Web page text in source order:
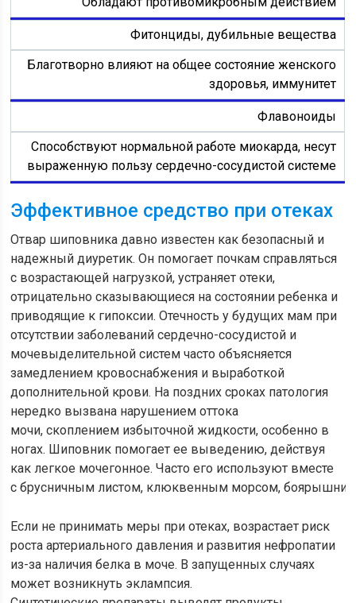
Фитонциды, дубильные вещества
Благотворно влияют на общее состояние женского
здоровья, иммунитет
Флавоноиды
Способствуют нормальной работе миокарда, несут
выраженную пользу сердечно-сосудистой системе
Эффективное средство при отеках
Отвар шиповника давно известен как безопасный и
надежный диуретик. Он помогает почкам справляться
с возрастающей нагрузкой, устраняет отеки,
отрицательно сказывающиеся на состоянии ребенка и
приводящие к гипоксии. Отечность у будущих мам при
отсутствии заболеваний сердечно-сосудистой и
мочевыделительной систем часто объясняется
замедлением кровоснабжения и выработкой
дополнительной крови. На поздних сроках патология
нередко вызвана нарушением оттока
мочи, скоплением избыточной жидкости, особенно в
ногах. Шиповник помогает ее выведению, действуя
как легкое мочегонное. Часто его используют вместе
с брусничным листом, клюквенным морсом,
Если не принимать меры при отеках, возрастает риск
роста артериального давления и развития нефропатии
из-за наличия белка в моче. В запущенных случаях
может возникнуть эклампсия.